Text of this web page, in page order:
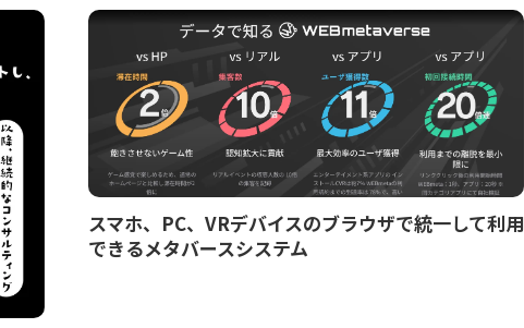
スマホ、PC、VRデバイスのブラウザで統一して利用
できるメタバースシステム